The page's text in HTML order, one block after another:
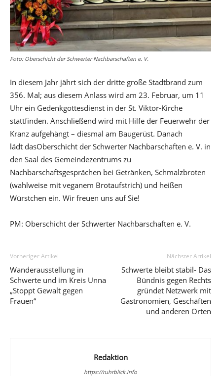
Foto: Oberschicht der Schwerter Nachbarschaften e. V.
In diesem Jahr jährt sich der dritte große Stadtbrand zum
356. Mal; aus diesem Anlass wird am 23. Februar, um 11
Uhr ein Gedenkgottesdienst in der St. Viktor-Kirche
stattfinden. Anschließend wird mit Hilfe der Feuerwehr der
Kranz aufgehängt – diesmal am Baugerüst. Danach
lädt dasOberschicht der Schwerter Nachbarschaften e. V. in
den Saal des Gemeindezentrums zu
Nachbarschaftsgesprächen bei Getränken, Schmalzbroten
(wahlweise mit veganem Brotaufstrich) und heißen
Würstchen ein. Wir freuen uns auf Sie!
PM: Oberschicht der Schwerter Nachbarschaften e. V.
Vorheriger Artikel
Wanderausstellung in
Schwerte und im Kreis Unna
„Stoppt Gewalt gegen
Frauen“
Nächster Artikel
Schwerte bleibt stabil- Das
Bündnis gegen Rechts
gründet Netzwerk mit
Gastronomien, Geschäften
und anderen Orten
Redaktion
https://ruhrblick.info